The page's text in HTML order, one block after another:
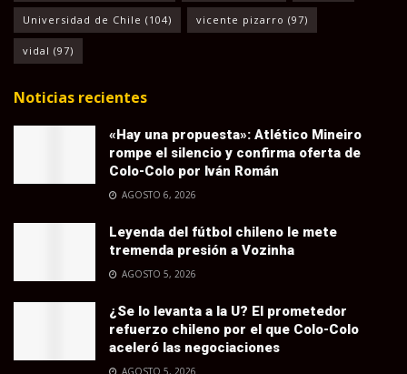
Universidad de Chile (104) vicente pizarro (97)
vidal (97)
Noticias recientes
«Hay una propuesta»: Atlético Mineiro
rompe el silencio y confirma oferta de
Colo-Colo por Iván Román
AGOSTO 6, 2026
Leyenda del fútbol chileno le mete
tremenda presión a Vozinha
AGOSTO 5, 2026
¿Se lo levanta a la U? El prometedor
refuerzo chileno por el que Colo-Colo
aceleró las negociaciones
AGOSTO 5, 2026